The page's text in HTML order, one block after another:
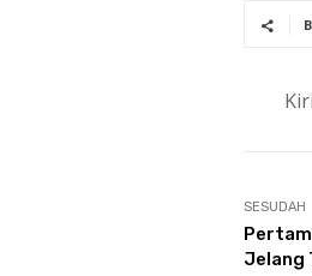
SESUDAH
Jelang